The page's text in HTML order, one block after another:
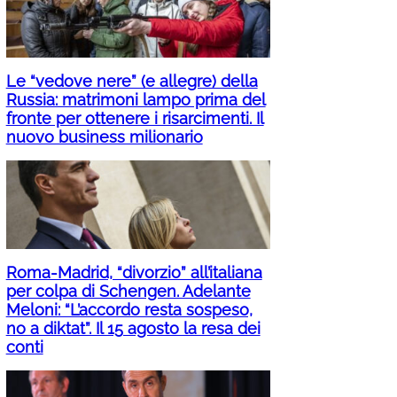
Le “vedove nere” (e allegre) della
Russia: matrimoni lampo prima del
fronte per ottenere i risarcimenti. Il
nuovo business milionario
Roma-Madrid, “divorzio” all’italiana
per colpa di Schengen. Adelante
Meloni: “L’accordo resta sospeso,
no a diktat”. Il 15 agosto la resa dei
conti